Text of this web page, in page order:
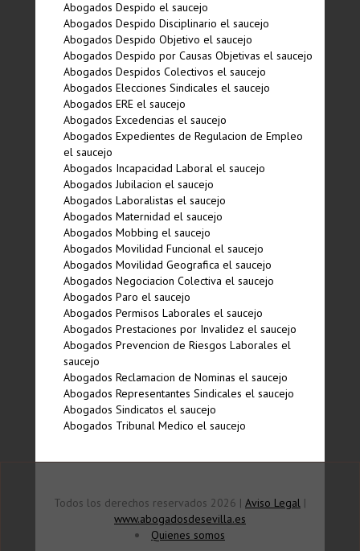
Abogados Despido el saucejo
Abogados Despido Disciplinario el saucejo
Abogados Despido Objetivo el saucejo
Abogados Despido por Causas Objetivas el saucejo
Abogados Despidos Colectivos el saucejo
Abogados Elecciones Sindicales el saucejo
Abogados ERE el saucejo
Abogados Excedencias el saucejo
Abogados Expedientes de Regulacion de Empleo
el saucejo
Abogados Incapacidad Laboral el saucejo
Abogados Jubilacion el saucejo
Abogados Laboralistas el saucejo
Abogados Maternidad el saucejo
Abogados Mobbing el saucejo
Abogados Movilidad Funcional el saucejo
Abogados Movilidad Geografica el saucejo
Abogados Negociacion Colectiva el saucejo
Abogados Paro el saucejo
Abogados Permisos Laborales el saucejo
Abogados Prestaciones por Invalidez el saucejo
Abogados Prevencion de Riesgos Laborales el
saucejo
Abogados Reclamacion de Nominas el saucejo
Abogados Representantes Sindicales el saucejo
Abogados Sindicatos el saucejo
Abogados Tribunal Medico el saucejo
Todos los derechos reservados 2026 | Aviso Legal |
www.abogadosdesevilla.es
Quienes somos